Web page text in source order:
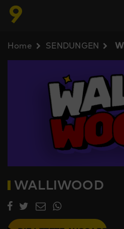
Home SENDUNGEN
WALLIWOOD